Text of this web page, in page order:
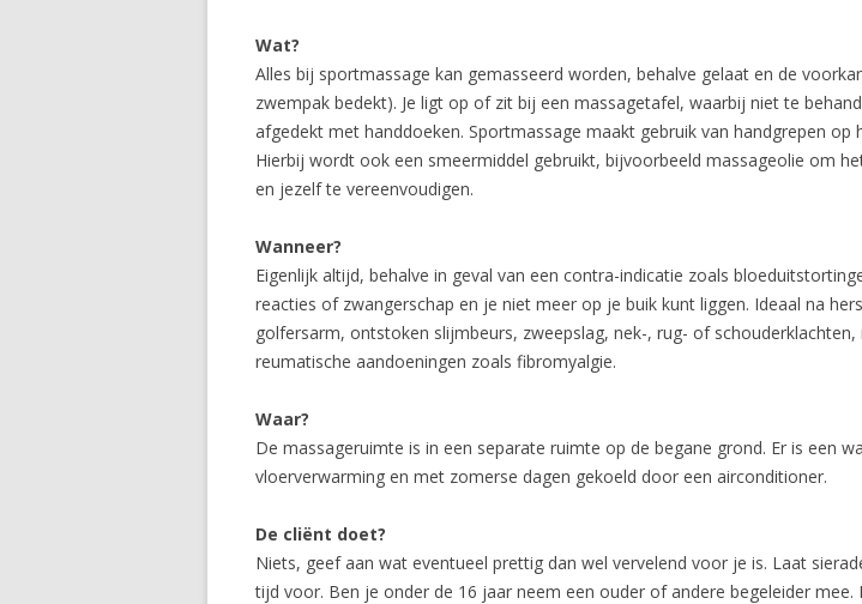
Wat?
Alles bij sportmassage kan gemasseerd worden, behalve gelaat en de
zwempak bedekt). Je ligt op of zit bij een massagetafel, waarbij niet te
afgedekt met handdoeken. Sportmassage maakt gebruik van handgrepen op
Hierbij wordt ook een smeermiddel gebruikt, bijvoorbeeld massageolie om
en jezelf te vereenvoudigen.
Wanneer?
Eigenlijk altijd, behalve in geval van een contra-indicatie zoals
reacties of zwangerschap en je niet meer op je buik kunt liggen. Ideaal na
golfersarm, ontstoken slijmbeurs, zweepslag, nek-, rug- of
reumatische aandoeningen zoals fibromyalgie.
Waar?
De massageruimte is in een separate ruimte op de begane grond. Er is een
vloerverwarming en met zomerse dagen gekoeld door een airconditioner.
De cliënt doet?
Niets, geef aan wat eventueel prettig dan wel vervelend voor je is. Laat
tijd voor. Ben je onder de 16 jaar neem een ouder of andere begeleider